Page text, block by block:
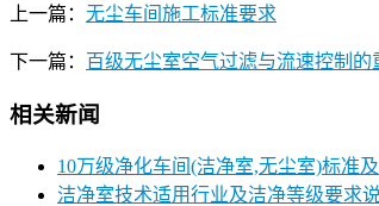
上一篇： 无尘车间施工标准要求
下一篇： 百级无尘室空气过滤与流速控制的
相关新闻
10万级净化车间(洁净室,无尘室)标准
洁净室技术适用行业及洁净等级要求